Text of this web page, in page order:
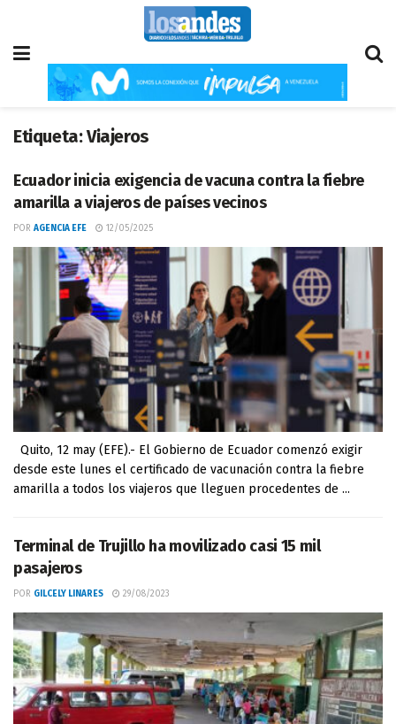
Etiqueta:Viajeros
Ecuador inicia exigencia de vacuna contra la fiebre
amarilla a viajeros de países vecinos
POR AGENCIA EFE 12/05/2025
Quito, 12 may (EFE).- El Gobierno de Ecuador comenzó exigir
desde este lunes el certificado de vacunación contra la fiebre
amarilla a todos los viajeros que lleguen procedentes de ...
Terminal de Trujillo ha movilizado casi 15 mil
pasajeros
POR GILCELY LINARES 29/08/2023